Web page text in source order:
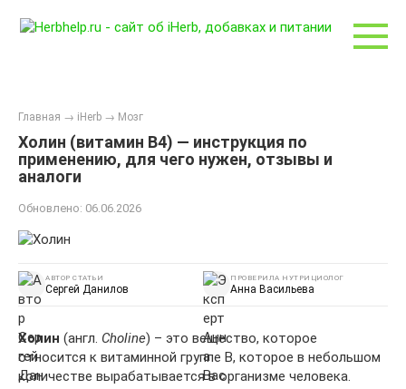
Главная → iHerb → Мозг
Холин (витамин B4) — инструкция по
применению, для чего нужен, отзывы и
аналоги
Обновлено: 06.06.2026
АВТОР СТАТЬИ
Сергей Данилов
ПРОВЕРИЛА НУТРИЦИОЛОГ
Анна Васильева
Холин (англ. Choline) – это вещество, которое
относится к витаминной группе В, которое в небольшом
количестве вырабатывается в организме человека.